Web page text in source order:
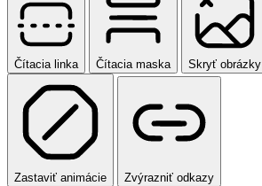
Čítacia linka Čítacia maska Skryť obrázky
Zastaviť animácie
Zvýrazniť odkazy